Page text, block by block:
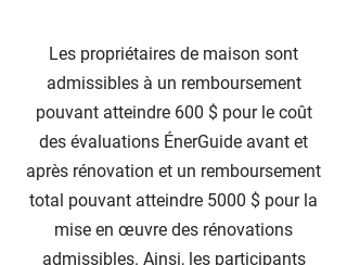
Les propriétaires de maison sont
admissibles à un remboursement
pouvant atteindre 600 $ pour le coût
des évaluations ÉnerGuide avant et
après rénovation et un remboursement
total pouvant atteindre 5000 $ pour la
mise en œuvre des rénovations
admissibles. Ainsi, les participants